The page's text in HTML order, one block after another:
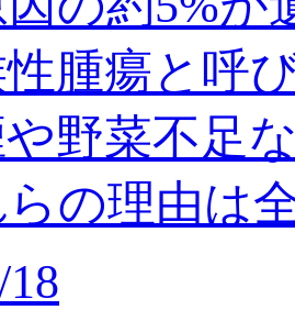
腫瘍と呼
や野菜不足
の理由は